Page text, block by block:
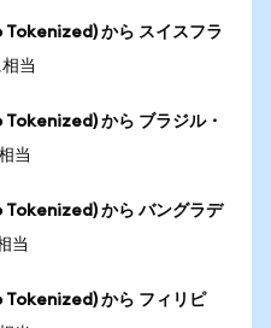
から スイスフラ
当
から ブラジル・
当
から バングラデ
当
から フィリピ